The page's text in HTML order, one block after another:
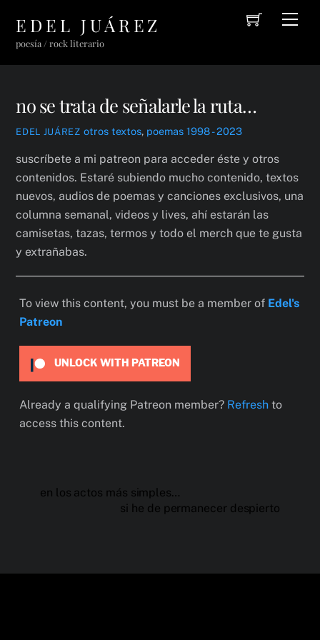
content
Cart
EDEL JUÁREZ
poesía / rock literario
no se trata de señalarle la ruta…
EDEL JUÁREZ otros textos, poemas 1998 - 2023
suscríbete a mi patreon para acceder éste y otros
contenidos. Estaré subiendo mucho contenido, textos
nuevos, audios de poemas y canciones exclusivos, una
columna semanal, videos y lives, ahí estarán las
camisetas, tazas, termos y todo el merch que te gusta
y extrañabas.
To view this content, you must be a member of Edel's
Patreon
UNLOCK WITH PATREON
Already a qualifying Patreon member? Refresh to
access this content.
en los actos más simples…
si he de permanecer despierto